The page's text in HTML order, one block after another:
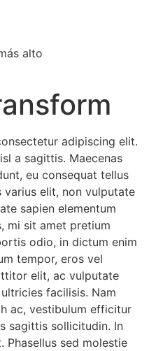
alto
adipiscing elit.
a sagittis. Maecenas
eu consequat tellus
varius elit, non vulputate
sapien elementum
mi sit amet pretium
odio, in dictum enim
tempor, eros vel
elit, ac vulputate
facilisis. Nam
ac, vestibulum efficitur
sagittis sollicitudin. In
Phasellus sed molestie